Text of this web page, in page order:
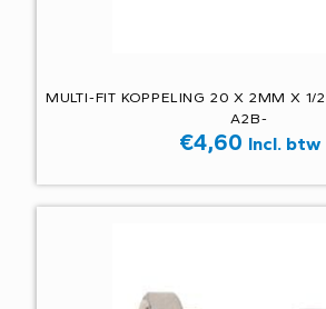
MULTI-FIT KOPPELING 20 X 2MM X 1/
A2B-
€4,60 Incl. btw